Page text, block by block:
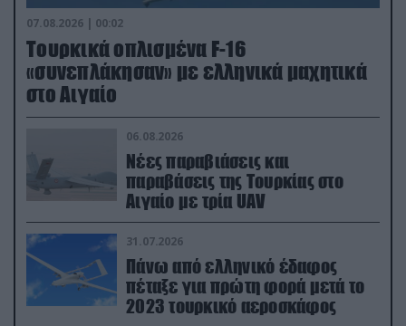
07.08.2026 | 00:02
Τουρκικά οπλισμένα F-16
«συνεπλάκησαν» με ελληνικά μαχητικά
στο Αιγαίο
06.08.2026
Νέες παραβιάσεις και
παραβάσεις της Τουρκίας στο
Αιγαίο με τρία UAV
31.07.2026
Πάνω από ελληνικό έδαφος
πέταξε για πρώτη φορά μετά το
2023 τουρκικό αεροσκάφος